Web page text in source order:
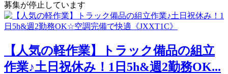
募集が停止しています
【人気の軽作業】トラック備品の組立
作業♪土日祝休み！1日5h&週2勤務OK...